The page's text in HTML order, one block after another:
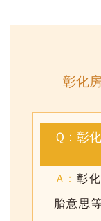
彰化
Q：彰
A： 彰
胎意思